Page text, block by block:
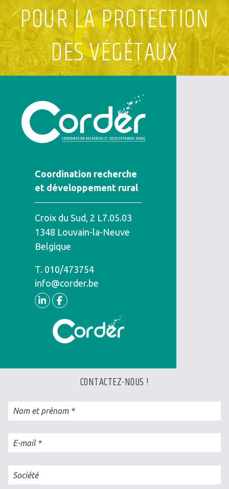
POUR LA PROTECTION
DES VÉGÉTAUX
Coordination recherche
et développement rural
Croix du Sud, 2 L7.05.03
1348 Louvain-la-Neuve
Belgique
T.Téléphone
010/473754
info@corder.be
LinkedinFacebook
CONTACTEZ-NOUS !
Nom et prénom
E-mail
Société